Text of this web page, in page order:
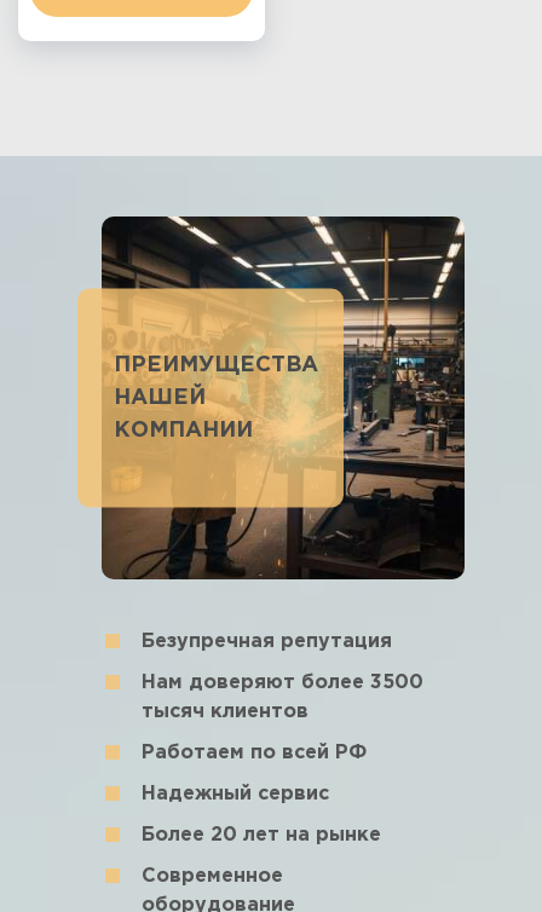
ПРЕИМУЩЕСТВА
НАШЕЙ
КОМПАНИИ
Безупречная репутация
Нам доверяют более 3500
тысяч клиентов
Работаем по всей РФ
Надежный сервис
Более 20 лет на рынке
Современное
оборудование